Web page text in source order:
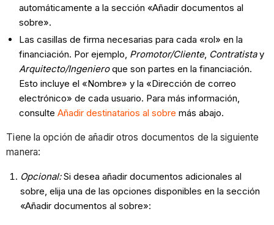
automáticamente a la sección «Añadir documentos al
sobre».
Las casillas de firma necesarias para cada «rol» en la
financiación. Por ejemplo, Promotor/Cliente, Contratistay
Arquitecto/Ingenieroque son partes en la financiación.
Esto incluye el «Nombre» y la «Dirección de correo
electrónico» de cada usuario. Para más información,
consulteAñadir destinatarios al sobre más abajo.
Tiene la opción de añadir otros documentos de la siguiente
manera:
Opcional:Si desea añadir documentos adicionales al
sobre, elija una de las opciones disponibles en la sección
«Añadir documentos al sobre»: